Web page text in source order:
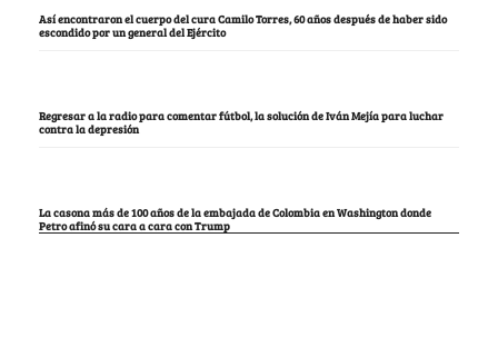
Así encontraron el cuerpo del cura Camilo Torres, 60 años después de haber sido
escondido por un general del Ejército
Regresar a la radio para comentar fútbol, la solución de Iván Mejía para luchar
contra la depresión
La casona más de 100 años de la embajada de Colombia en Washington donde
Petro afinó su cara a cara con Trump